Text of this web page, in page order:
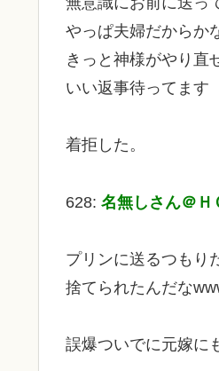
やっぱ夫婦だからか
きっと神様がやり直
いい返事待ってます
着拒した。
628: 名無しさん＠
プリンに送るつもり
捨てられたんだな
誤爆ついでに元嫁に